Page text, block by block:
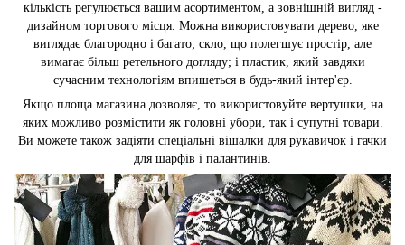
кількість регулюється вашим асортиментом, а зовнішній вигляд -
дизайном торгового місця. Можна використовувати дерево, яке
виглядає благородно і багато; скло, що полегшує простір, але
вимагає більш ретельного догляду; і пластик, який завдяки
сучасним технологіям впишеться в будь-який інтер'єр.
Якщо площа магазина дозволяє, то використовуйте вертушки, на
яких можливо розмістити як головні убори, так і супутні товари.
Ви можете також задіяти спеціальні вішалки для рукавичок і гачки
для шарфів і палантинів.